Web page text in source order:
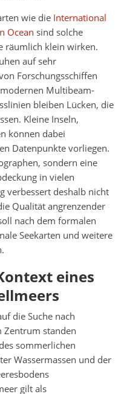
wie die International
Ocean sind solche
räumlich klein wirken.
auf sehr
Forschungsschiffen
Multibeam-
bleiben Lücken, die
Kleine Inseln,
können dabei
Datenpunkte vorliegen.
sondern eine
in vielen
verbessert deshalb nicht
Qualität angrenzender
nach dem formalen
Seekarten und weitere
eines
die Suche nach
Zentrum standen
sommerlichen
Wassermassen und der
gilt als